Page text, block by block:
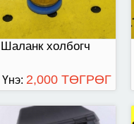
Шаланк холбогч
Үнэ: 2,000 ТӨГРӨГ